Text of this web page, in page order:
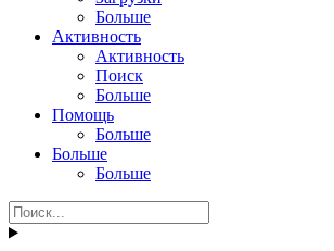
Больше
Активность
Активность
Поиск
Больше
Помощь
Больше
Больше
Больше